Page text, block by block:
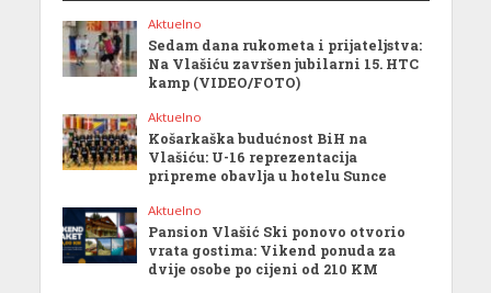
Aktuelno
Sedam dana rukometa i prijateljstva:
Na Vlašiću završen jubilarni 15. HTC
kamp (VIDEO/FOTO)
Aktuelno
Košarkaška budućnost BiH na
Vlašiću: U-16 reprezentacija
pripreme obavlja u hotelu Sunce
Aktuelno
Pansion Vlašić Ski ponovo otvorio
vrata gostima: Vikend ponuda za
dvije osobe po cijeni od 210 KM